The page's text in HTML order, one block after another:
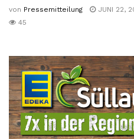
von Pressemitteilung JUNI 22,
45